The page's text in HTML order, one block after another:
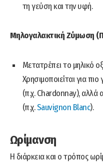
τη γεύση και την υφή.
Μηλογαλακτική Ζύμωση
Μετατρέπει το μηλικό
Χρησιμοποιείται για
(π.χ. Chardonnay),
(π.χ.Sauvignon Blanc).
Ωρίμανση
Η διάρκεια και ο τρόπος